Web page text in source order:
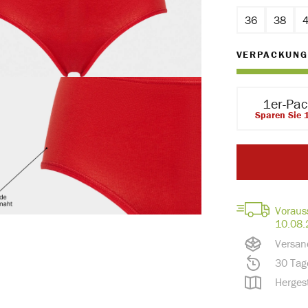
30
36 38
1er-
Sparen Sie